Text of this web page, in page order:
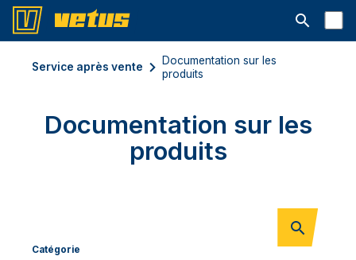
Ouvrir la
Service après vente
Documentation sur les
produits
Documentation sur les
produits
Catégorie